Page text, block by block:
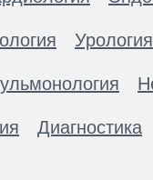
Урология
Диагностика